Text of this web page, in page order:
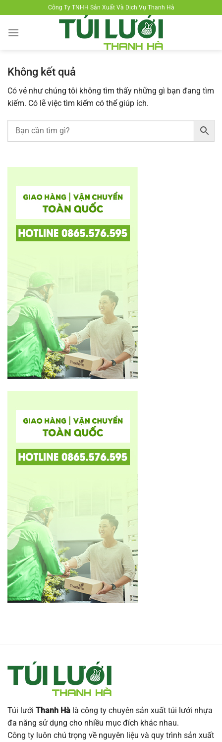
đến
nội
Công Ty TNHH Sản Xuất Và Dịch Vụ Thanh Hà
Không kết quả
Có vẻ như chúng tôi không tìm thấy những gì bạn đang tìm
kiếm. Có lẽ việc tìm kiếm có thể giúp ích.
Túi lưới Thanh Hà là công ty chuyên sản xuất túi lưới nhựa
đa năng sử dụng cho nhiều mục đích khác nhau.
Công ty luôn chú trọng về nguyên liệu và quy trình sản xuất